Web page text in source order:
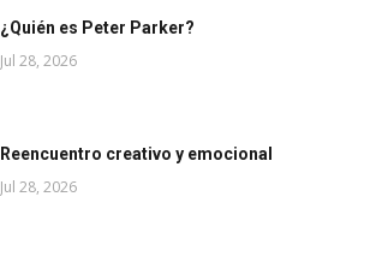
¿Quién es Peter Parker?
Jul 28, 2026
Reencuentro creativo y emocional
Jul 28, 2026